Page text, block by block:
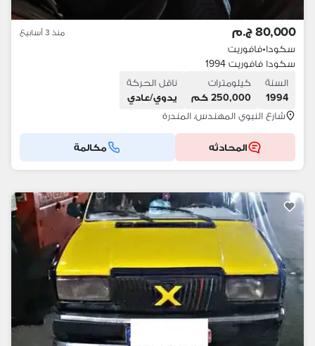
80,000 ج.م منذ 3 أسابيع
سكودا•فافوريت
سكودا فافوريت 1994
السنة
1994
كيلومترات
250,000 كم
ناقل الحركة
يدوي/عادي
شارع النبوي المهندس، المندرة
المحادثه مكالمة